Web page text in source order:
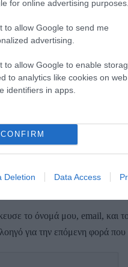
for online advertising purposes.
to allow Google to send me
advertising.
to allow Google to enable
to analytics like cookies on
identifiers in apps.
CONFIRM
Deletion Data Access
το όνομά μου, email, και
για την επόμενη φορά